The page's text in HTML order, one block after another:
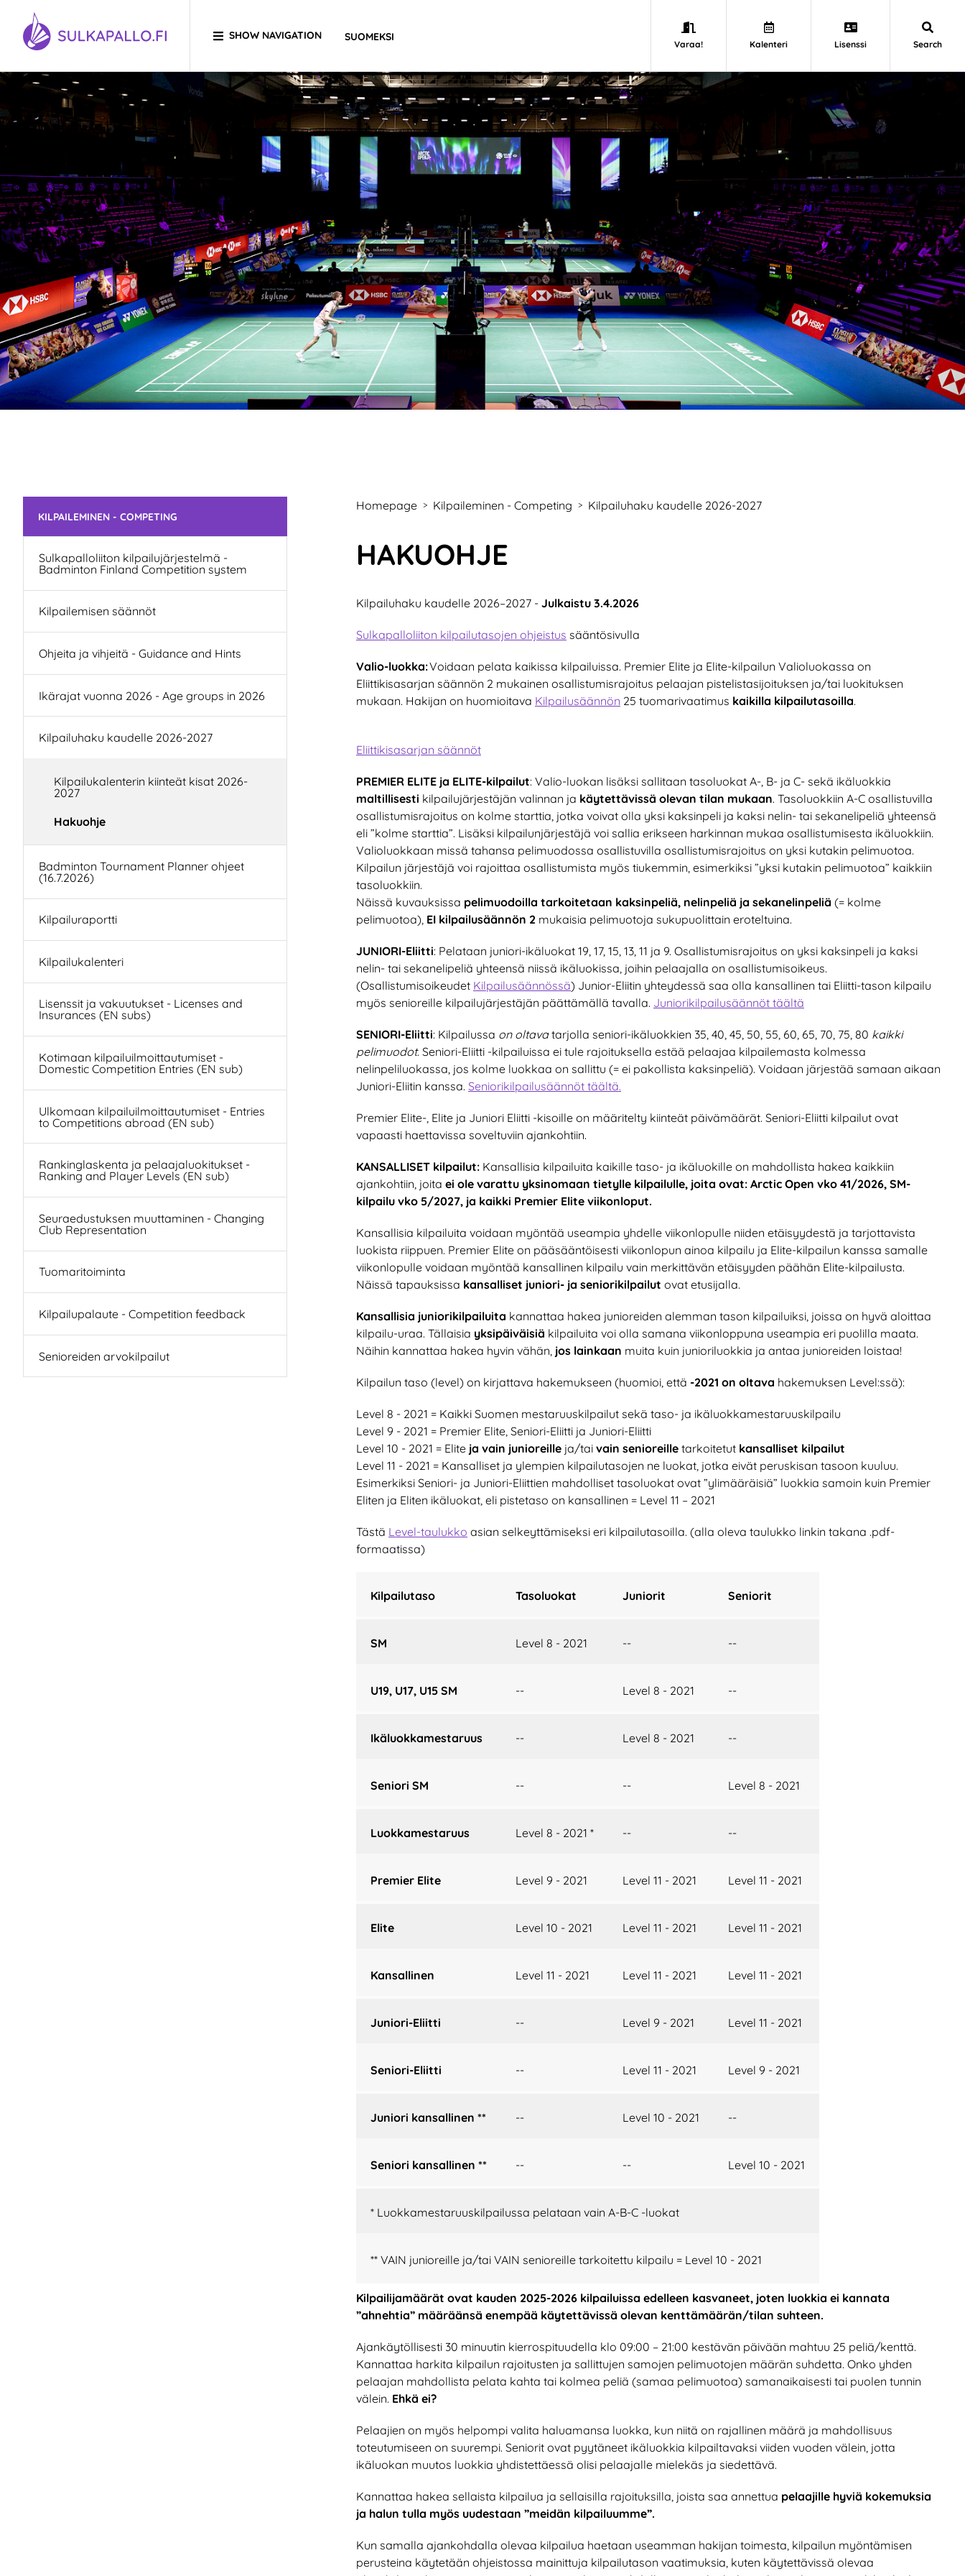
Skip to content
TO HOMEPAGE
SHOW NAVIGATION SUOMEKSI
Varaa! Kalenteri Lisenssi Search
Homepage > Kilpaileminen - Competing > Kilpailuhaku kaudelle 2026-2027
HAKUOHJE
Kilpailuhaku kaudelle 2026–2027 - Julkaistu 3.4.2026
Sulkapalloliiton kilpailutasojen ohjeistus sääntösivulla
Valio-luokka:Voidaan pelata kaikissa kilpailuissa. Premier Elite ja Elite-kilpailun Valioluokassa on
Eliittikisasarjan säännön 2 mukainen osallistumisrajoitus pelaajan pistelistasijoituksen ja/tai luokituksen
mukaan. Hakijan on huomioitava Kilpailusäännön 25 tuomarivaatimus kaikilla kilpailutasoilla.
Eliittikisasarjan säännöt
PREMIER ELITE ja ELITE-kilpailut: Valio-luokan lisäksi sallitaan tasoluokat A-, B- ja C- sekä ikäluokkia
maltillisesti kilpailujärjestäjän valinnan ja käytettävissä olevan tilan mukaan. Tasoluokkiin A-C osallistuvilla
osallistumisrajoitus on kolme starttia, jotka voivat olla yksi kaksinpeli ja kaksi nelin- tai sekanelipeliä yhteensä
eli ”kolme starttia”. Lisäksi kilpailunjärjestäjä voi sallia erikseen harkinnan mukaa osallistumisesta ikäluokkiin.
Valioluokkaan missä tahansa pelimuodossa osallistuvilla osallistumisrajoitus on yksi kutakin pelimuotoa.
Kilpailun järjestäjä voi rajoittaa osallistumista myös tiukemmin, esimerkiksi ”yksi kutakin pelimuotoa” kaikkiin
tasoluokkiin.
Näissä kuvauksissa pelimuodoilla tarkoitetaan kaksinpeliä, nelinpeliä ja sekanelinpeliä (= kolme
pelimuotoa), EI kilpailusäännön 2 mukaisia pelimuotoja sukupuolittain eroteltuina.
JUNIORI-Eliitti: Pelataan juniori-ikäluokat 19, 17, 15, 13, 11 ja 9. Osallistumisrajoitus on yksi kaksinpeli ja kaksi
nelin- tai sekanelipeliä yhteensä niissä ikäluokissa, joihin pelaajalla on osallistumisoikeus.
(Osallistumisoikeudet Kilpailusäännössä) Junior-Eliitin yhteydessä saa olla kansallinen tai Eliitti-tason kilpailu
myös senioreille kilpailujärjestäjän päättämällä tavalla. Juniorikilpailusäännöt täältä
SENIORI-Eliitti: Kilpailussa on oltavatarjolla seniori-ikäluokkien 35, 40, 45, 50, 55, 60, 65, 70, 75, 80 kaikki
pelimuodot. Seniori-Eliitti -kilpailuissa ei tule rajoituksella estää pelaajaa kilpailemasta kolmessa
nelinpeliluokassa, jos kolme luokkaa on sallittu (= ei pakollista kaksinpeliä). Voidaan järjestää samaan aikaan
Juniori-Eliitin kanssa. Seniorikilpailusäännöt täältä.
Premier Elite-, Elite ja Juniori Eliitti -kisoille on määritelty kiinteät päivämäärät. Seniori-Eliitti kilpailut ovat
vapaasti haettavissa soveltuviin ajankohtiin.
KANSALLISET kilpailut: Kansallisia kilpailuita kaikille taso- ja ikäluokille on mahdollista hakea kaikkiin
ajankohtiin, joita ei ole varattu yksinomaan tietylle kilpailulle, joita ovat: Arctic Open vko 41/2026, SM-
kilpailu vko 5/2027, ja kaikki Premier Elite viikonloput.
Kansallisia kilpailuita voidaan myöntää useampia yhdelle viikonlopulle niiden etäisyydestä ja tarjottavista
luokista riippuen. Premier Elite on pääsääntöisesti viikonlopun ainoa kilpailu ja Elite-kilpailun kanssa samalle
viikonlopulle voidaan myöntää kansallinen kilpailu vain merkittävän etäisyyden päähän Elite-kilpailusta.
Näissä tapauksissa kansalliset juniori- ja seniorikilpailut ovat etusijalla.
Kansallisia juniorikilpailuita kannattaa hakea junioreiden alemman tason kilpailuiksi, joissa on hyvä aloittaa
kilpailu-uraa. Tällaisia yksipäiväisiä kilpailuita voi olla samana viikonloppuna useampia eri puolilla maata.
Näihin kannattaa hakea hyvin vähän, jos lainkaan muita kuin junioriluokkia ja antaa junioreiden loistaa!
Kilpailun taso (level) on kirjattava hakemukseen (huomioi, että -2021 on oltava hakemuksen Level:ssä):
Level 8 - 2021 = Kaikki Suomen mestaruuskilpailut sekä taso- ja ikäluokkamestaruuskilpailu
Level 9 - 2021 = Premier Elite, Seniori-Eliitti ja Juniori-Eliitti
Level 10 - 2021 = Elite ja vain junioreille ja/tai vain senioreille tarkoitetut kansalliset kilpailut
Level 11 - 2021 = Kansalliset ja ylempien kilpailutasojen ne luokat, jotka eivät peruskisan tasoon kuuluu.
Esimerkiksi Seniori- ja Juniori-Eliittien mahdolliset tasoluokat ovat ”ylimääräisiä” luokkia samoin kuin Premier
Eliten ja Eliten ikäluokat, eli pistetaso on kansallinen = Level 11 – 2021
Tästä Level-taulukko asian selkeyttämiseksi eri kilpailutasoilla. (alla oleva taulukko linkin takana .pdf-
formaatissa)
Kilpailutaso Tasoluokat Juniorit Seniorit
SM Level 8 - 2021 -- --
U19, U17, U15 SM -- Level 8 - 2021 --
Ikäluokkamestaruus -- Level 8 - 2021 --
Seniori SM -- -- Level 8 - 2021
Luokkamestaruus Level 8 - 2021 * -- --
Premier Elite Level 9 - 2021 Level 11 - 2021 Level 11 - 2021
Elite Level 10 - 2021 Level 11 - 2021 Level 11 - 2021
Kansallinen Level 11 - 2021 Level 11 - 2021 Level 11 - 2021
Juniori-Eliitti -- Level 9 - 2021 Level 11 - 2021
Seniori-Eliitti -- Level 11 - 2021 Level 9 - 2021
Juniori kansallinen ** -- Level 10 - 2021 --
Seniori kansallinen ** -- -- Level 10 - 2021
* Luokkamestaruuskilpailussa pelataan vain A-B-C -luokat
** VAIN junioreille ja/tai VAIN senioreille tarkoitettu kilpailu = Level 10 - 2021
Kilpailijamäärät ovat kauden 2025-2026 kilpailuissa edelleen kasvaneet, joten luokkia ei kannata
”ahnehtia” määräänsä enempää käytettävissä olevan kenttämäärän/tilan suhteen.
Ajankäytöllisesti 30 minuutin kierrospituudella klo 09:00 – 21:00 kestävän päivään mahtuu 25 peliä/kenttä.
Kannattaa harkita kilpailun rajoitusten ja sallittujen samojen pelimuotojen määrän suhdetta. Onko yhden
pelaajan mahdollista pelata kahta tai kolmea peliä (samaa pelimuotoa) samanaikaisesti tai puolen tunnin
välein. Ehkä ei?
Pelaajien on myös helpompi valita haluamansa luokka, kun niitä on rajallinen määrä ja mahdollisuus
toteutumiseen on suurempi. Seniorit ovat pyytäneet ikäluokkia kilpailtavaksi viiden vuoden välein, jotta
ikäluokan muutos luokkia yhdistettäessä olisi pelaajalle mielekäs ja siedettävä.
Kannattaa hakea sellaista kilpailua ja sellaisilla rajoituksilla, joista saa annettua pelaajille hyviä kokemuksia
ja halun tulla myös uudestaan ”meidän kilpailuumme”.
Kun samalla ajankohdalla olevaa kilpailua haetaan useamman hakijan toimesta, kilpailun myöntämisen
perusteina käytetään ohjeistossa mainittuja kilpailutason vaatimuksia, kuten käytettävissä olevaa
Skip subnavigation
KILPAILEMINEN - COMPETING
Sulkapalloliiton kilpailujärjestelmä -
Badminton Finland Competition system
Kilpailemisen säännöt
Ohjeita ja vihjeitä - Guidance and Hints
Ikärajat vuonna 2026 - Age groups in 2026
Kilpailuhaku kaudelle 2026-2027
Kilpailukalenterin kiinteät kisat 2026-
2027
Hakuohje
Badminton Tournament Planner ohjeet
(16.7.2026)
Kilpailuraportti
Kilpailukalenteri
Lisenssit ja vakuutukset - Licenses and
Insurances (EN subs)
Kotimaan kilpailuilmoittautumiset -
Domestic Competition Entries (EN sub)
Ulkomaan kilpailuilmoittautumiset - Entries
to Competitions abroad (EN sub)
Rankinglaskenta ja pelaajaluokitukset -
Ranking and Player Levels (EN sub)
Seuraedustuksen muuttaminen - Changing
Club Representation
Tuomaritoiminta
Kilpailupalaute - Competition feedback
Senioreiden arvokilpailut